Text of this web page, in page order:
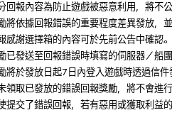
回報內容為防止遊戲被惡意利用，將不公
將依據回報錯誤的重要程度差異發放，
感謝選擇箱的內容可於先前公告中確認。
已發送至回報錯誤時填寫的伺服器／船
將於發放日起7日內登入遊戲時透過信件
領取已發放的錯誤回報獎勵，將不會進行
提交了錯誤回報，若有惡用或獲取利益